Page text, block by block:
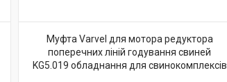
Муфта Varvel для мотора редуктора
поперечних ліній годування свиней
KG5.019 обладнання для свинокомплексів